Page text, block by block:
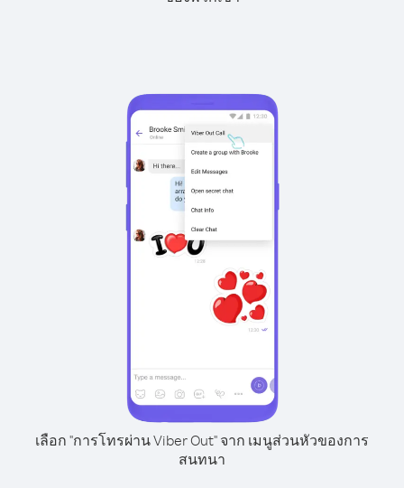
เลือก "การโทรผ่าน Viber Out" จาก เมนูส่วนหัวของการ
สนทนา